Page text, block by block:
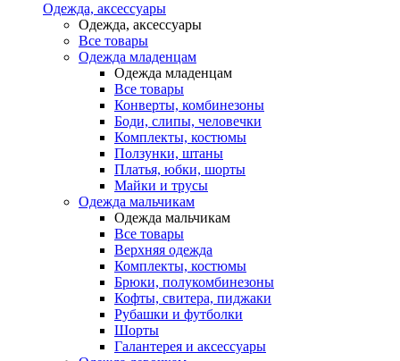
Одежда, аксессуары
Одежда, аксессуары
Все товары
Одежда младенцам
Одежда младенцам
Все товары
Конверты, комбинезоны
Боди, слипы, человечки
Комплекты, костюмы
Ползунки, штаны
Платья, юбки, шорты
Майки и трусы
Одежда мальчикам
Одежда мальчикам
Все товары
Верхняя одежда
Комплекты, костюмы
Брюки, полукомбинезоны
Кофты, свитера, пиджаки
Рубашки и футболки
Шорты
Галантерея и аксессуары